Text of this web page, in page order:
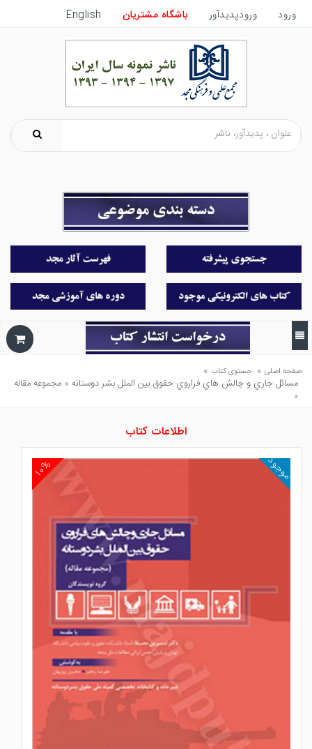
ورود ورودپدیدآور باشگاه مشتریان English
صفحه اصلی » جستوی کتاب »
مسائل جاري و چالش هاي فراروي حقوق بين الملل بشر دوستانه « مجموعه مقاله
»
اطلاعات کتاب
۱۰% موجود